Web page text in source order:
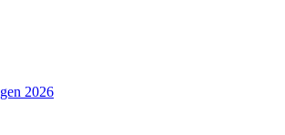
2026